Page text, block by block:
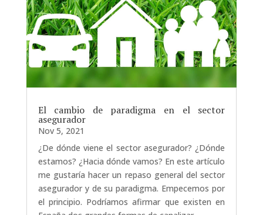
El cambio de paradigma en el sector
asegurador
Nov 5, 2021
¿De dónde viene el sector asegurador? ¿Dónde
estamos? ¿Hacia dónde vamos? En este artículo
me gustaría hacer un repaso general del sector
asegurador y de su paradigma. Empecemos por
el principio. Podríamos afirmar que existen en